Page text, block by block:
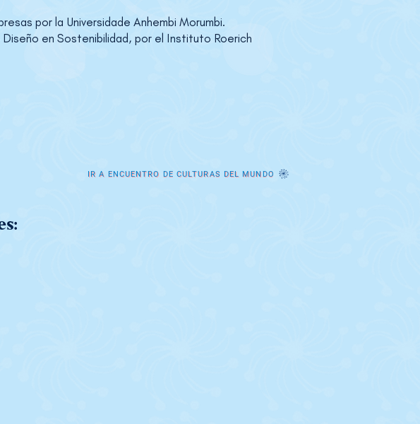
por la Universidade Anhembi Morumbi.
en Sostenibilidad, por el Instituto Roerich
IR A ENCUENTRO DE CULTURAS DEL MUNDO